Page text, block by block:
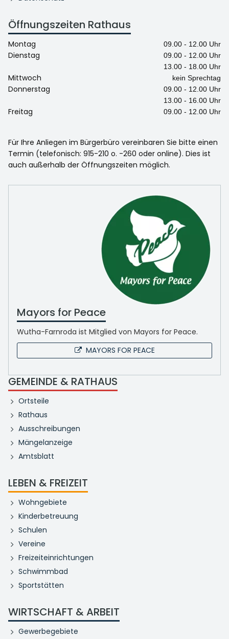
Öffnungszeiten Rathaus
Montag 09.00 - 12.00 Uhr
Dienstag
09.00 - 12.00 Uhr
13.00 - 18.00 Uhr
Mittwoch kein Sprechtag
Donnerstag
09.00 - 12.00 Uhr
13.00 - 16.00 Uhr
Freitag 09.00 - 12.00 Uhr
Für Ihre Anliegen im Bürgerbüro vereinbaren Sie bitte einen
Termin (telefonisch: 915-210 o. -260 oder online). Dies ist
auch außerhalb der Öffnungszeiten möglich.
Mayors for Peace
Wutha-Farnroda ist Mitglied von Mayors for Peace.
MAYORS FOR PEACE
GEMEINDE & RATHAUS
Ortsteile
Rathaus
Ausschreibungen
Mängelanzeige
Amtsblatt
LEBEN & FREIZEIT
Wohngebiete
Kinderbetreuung
Schulen
Vereine
Freizeiteinrichtungen
Schwimmbad
Sportstätten
WIRTSCHAFT & ARBEIT
Gewerbegebiete